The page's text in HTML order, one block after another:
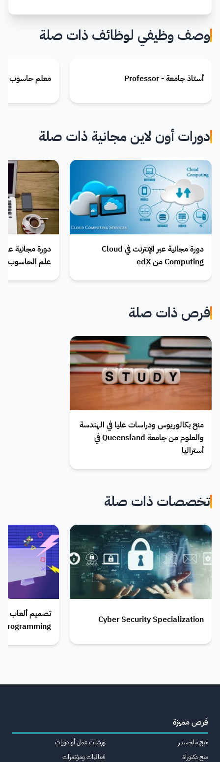
وصف وظيفي لوظائف ذات صلة
أستاذ جامعة - Professor معلم حاسوب - Computer Teacher
دورات أون لاين مجانية ذات صلة
دورة مجانية عبر الإنترنت في Cloud
Computing من edX
علم الحاسوب
فرص ذات صلة
منح بكالوريوس ودراسات عليا في الهندسة
والعلوم من جامعة Queensland في
أستراليا
تخصصات ذات صلة
Cyber Security Specialization
Programming
فرص مميزة
منح ماجستير
منح دكتوراة
ورشات عمل أو دورات
فعاليات ومؤتمرات